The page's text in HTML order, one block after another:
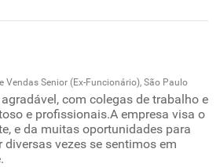
Vendas Senior (Ex-Funcionário), São Paulo
com colegas de trabalho e
e profissionais.A empresa visa o
e da muitas oportunidades para
vezes se sentimos em